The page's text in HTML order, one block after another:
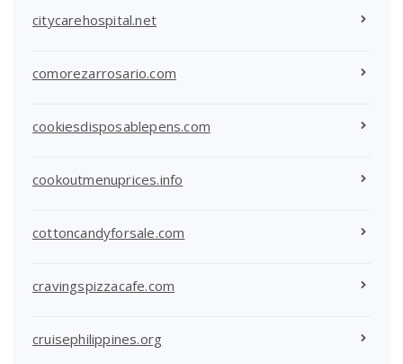
citycarehospital.net
comorezarrosario.com
cookiesdisposablepens.com
cookoutmenuprices.info
cottoncandyforsale.com
cravingspizzacafe.com
cruisephilippines.org